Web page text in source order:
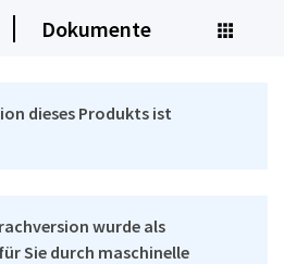
Dokumente
dieses Produkts ist
wurde als
Sie durch maschinelle